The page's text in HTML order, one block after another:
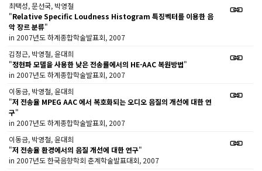
최택성, 문선국, 박영철
"Relative Specific Loudness Histogram 특징벡터를 이용한 음
악 장르 분류"
in 2007년도 하계종합학술발표회, 2007
김정근, 박영철, 윤대희
"정현파 모델을 사용한 낮은 전송률에서의 HE-AAC 복원방법"
in 2007년도 하계종합학술발표회, 2007
이동금, 박영철, 윤대희
"저 전송율 MPEG AAC 에서 복호화되는 오디오 음질의 개선에 대한 연
구"
in 2007년도 하계종합학술발표회, 2007
이동금, 박영철, 윤대희
"저 전송율 환경에서의 음질 개선에 대한 연구"
in 2007년도 한국음향학회 춘계학술발표대회, 2007